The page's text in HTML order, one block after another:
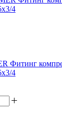
Фитинг
4